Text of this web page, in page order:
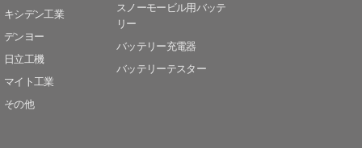
キシデン工業
デンヨー
日立工機
マイト工業
その他
スノーモービル用バッテ
リー
バッテリー充電器
バッテリーテスター